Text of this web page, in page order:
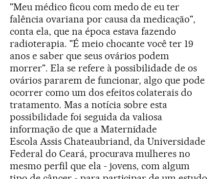
"Meu médico ficou com medo de eu ter
falência ovariana por causa da medicação",
conta ela, que na época estava fazendo
radioterapia. "É meio chocante você ter 19
anos e saber que seus ovários podem
morrer". Ela se refere à possibilidade de os
ovários pararem de funcionar, algo que pode
ocorrer como um dos efeitos colaterais do
tratamento. Mas a notícia sobre esta
possibilidade foi seguida da valiosa
informação de que a Maternidade
Escola Assis Chateaubriand, da Universidade
Federal do Ceará, procurava mulheres no
mesmo perfil que ela - jovens, com algum